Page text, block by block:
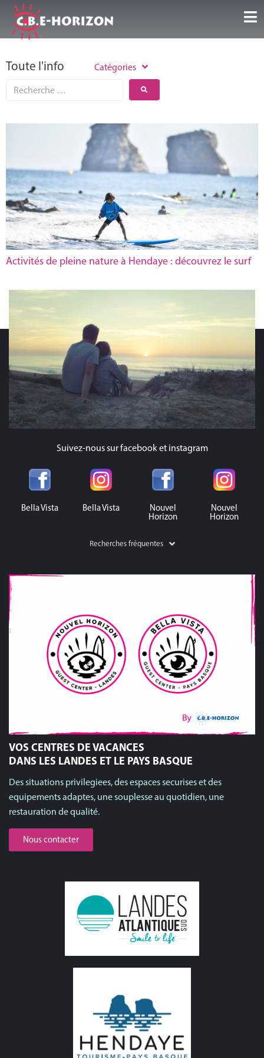
Infos et conseils
Galeries/Vidéos
Témoignages
Contact
Toute l'info Catégories
Activités de pleine nature à Hendaye : découvrez le surf
Suivez-nous sur facebook et instagram
Bella Vista Bella Vista
Nouvel
Horizon
Nouvel
Horizon
Recherches fréquentes
VOS CENTRES DE VACANCES
DANS LES LANDES ET LE PAYS BASQUE
Des situations privilegiees, des espaces securises et des
equipements adaptes, une souplesse au quotidien, une
restauration de qualité.
Nous contacter